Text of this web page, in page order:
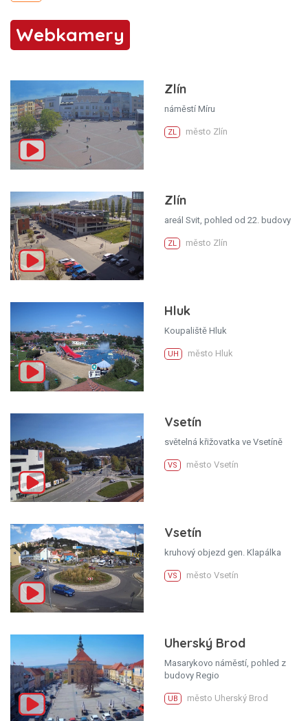
Webkamery
Zlín
náměstí Míru
ZL město Zlín
Zlín
areál Svit, pohled od 22. budovy
ZL město Zlín
Hluk
Koupaliště Hluk
UH město Hluk
Vsetín
světelná křižovatka ve Vsetíně
VS město Vsetín
Vsetín
kruhový objezd gen. Klapálka
VS město Vsetín
Uherský Brod
Masarykovo náměstí, pohled z
budovy Regio
UB město Uherský Brod